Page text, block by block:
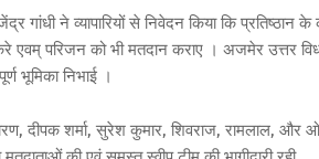
गांधी ने व्यापारियों से निवेदन किया कि
एवम् परिजन को भी मतदान कराए । अजमेर उत्तर
भूमिका निभाई ।
दीपक शर्मा, सुरेश कुमार, शिवराज, रामलाल, और